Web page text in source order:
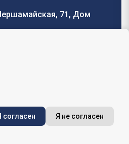
71, Дом
н: выхадны,
13:00 - 14:00
ў Дзяржаўным рэгістры
Рэспублікі Беларусь. №
согласен Я не согласен